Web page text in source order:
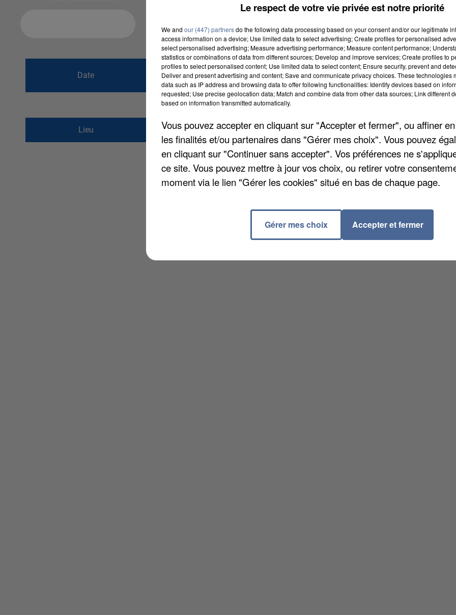
Date
du25 juin 2022 à 9h00
au25 juin 2022 à 19h59
Lieu
Parc du Chatellier
60600 Clermont
Le respect de votre vie privée est notre priorité
We and our (447) partnersdo the following data processing based on your consent and/or our legitimate
access information on a device; Use limited data to select advertising; Create profiles for personalised
select personalised advertising; Measure advertising performance; Measure content performance;
statistics or combinations of data from different sources; Develop and improve services; Create profiles to
profiles to select personalised content; Use limited data to select content; Ensure security, prevent and
Deliver and present advertising and content; Save and communicate privacy choices. These technologies
data such as IP address and browsing data to offer following functionalities: Identify devices based on
requested; Use precise geolocation data; Match and combine data from other data sources; Link different
based on information transmitted automatically.
Vous pouvez accepter en cliquant sur "Accepter et fermer", ou affiner
les finalités et/ou partenaires dans "Gérer mes choix". Vous pouvez
en cliquant sur "Continuer sans accepter". Vos préférences ne
ce site. Vous pouvez mettre à jour vos choix, ou retirer votre
moment via le lien "Gérer les cookies" situé en bas de chaque page.
Gérer mes choix Accepter et fermer